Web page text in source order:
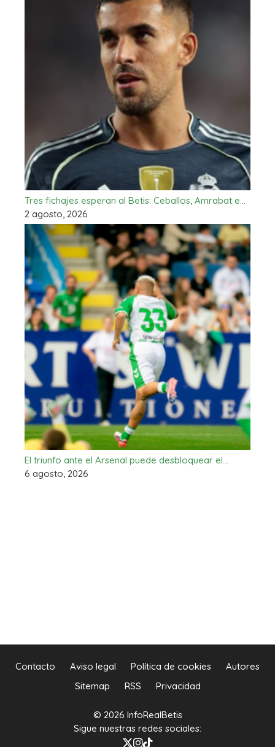
Tres fichajes esperan al Betis: Ceballos, Amrabat e…
2 agosto, 2026
El triunfo ante el Arsenal puede desbloquear el…
6 agosto, 2026
Contacto Aviso legal Política de cookies
Autores
Sitemap
RSS Privacidad
© 2026 InfoRealBetis
Sigue nuestras redes sociales: